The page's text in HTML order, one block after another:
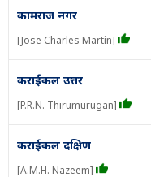
कामराज नगर
[Jose Charles Martin]
कराईकल उत्तर
[P.R.N. Thirumurugan]
कराईकल दक्षिण
[A.M.H. Nazeem]